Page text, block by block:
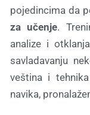
pojedincima da
za učenje.
analize i
savladavanju
veština i
navika,